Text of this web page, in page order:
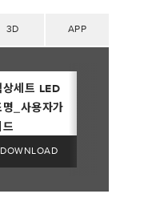
3D APP
상세트 LED
명_사용자가
드